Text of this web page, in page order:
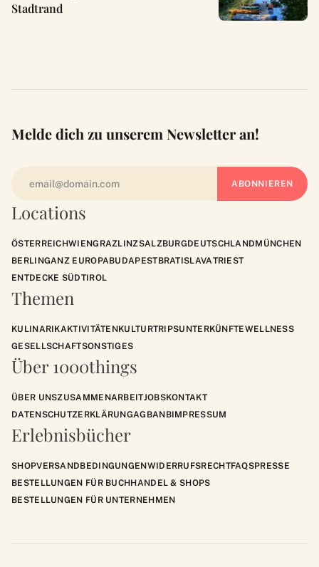
Stadtrand
Locations
ÖSTERREICHWIENGRAZLINZSALZBURGDEUTSCHLANDMÜNCHEN
BERLINGANZ EUROPABUDAPESTBRATISLAVATRIEST
ENTDECKE SÜDTIROL
Themen
KULINARIKAKTIVITÄTENKULTURTRIPSUNTERKÜNFTEWELLNESS
GESELLSCHAFTSONSTIGES
Über 1000things
ÜBER UNSZUSAMMENARBEITJOBSKONTAKT
DATENSCHUTZERKLÄRUNGAGBANBIMPRESSUM
Erlebnisbücher
SHOPVERSANDBEDINGUNGENWIDERRUFSRECHTFAQSPRESSE
BESTELLUNGEN FÜR BUCHHANDEL & SHOPS
BESTELLUNGEN FÜR UNTERNEHMEN
Melde dich zu unserem Newsletter an!